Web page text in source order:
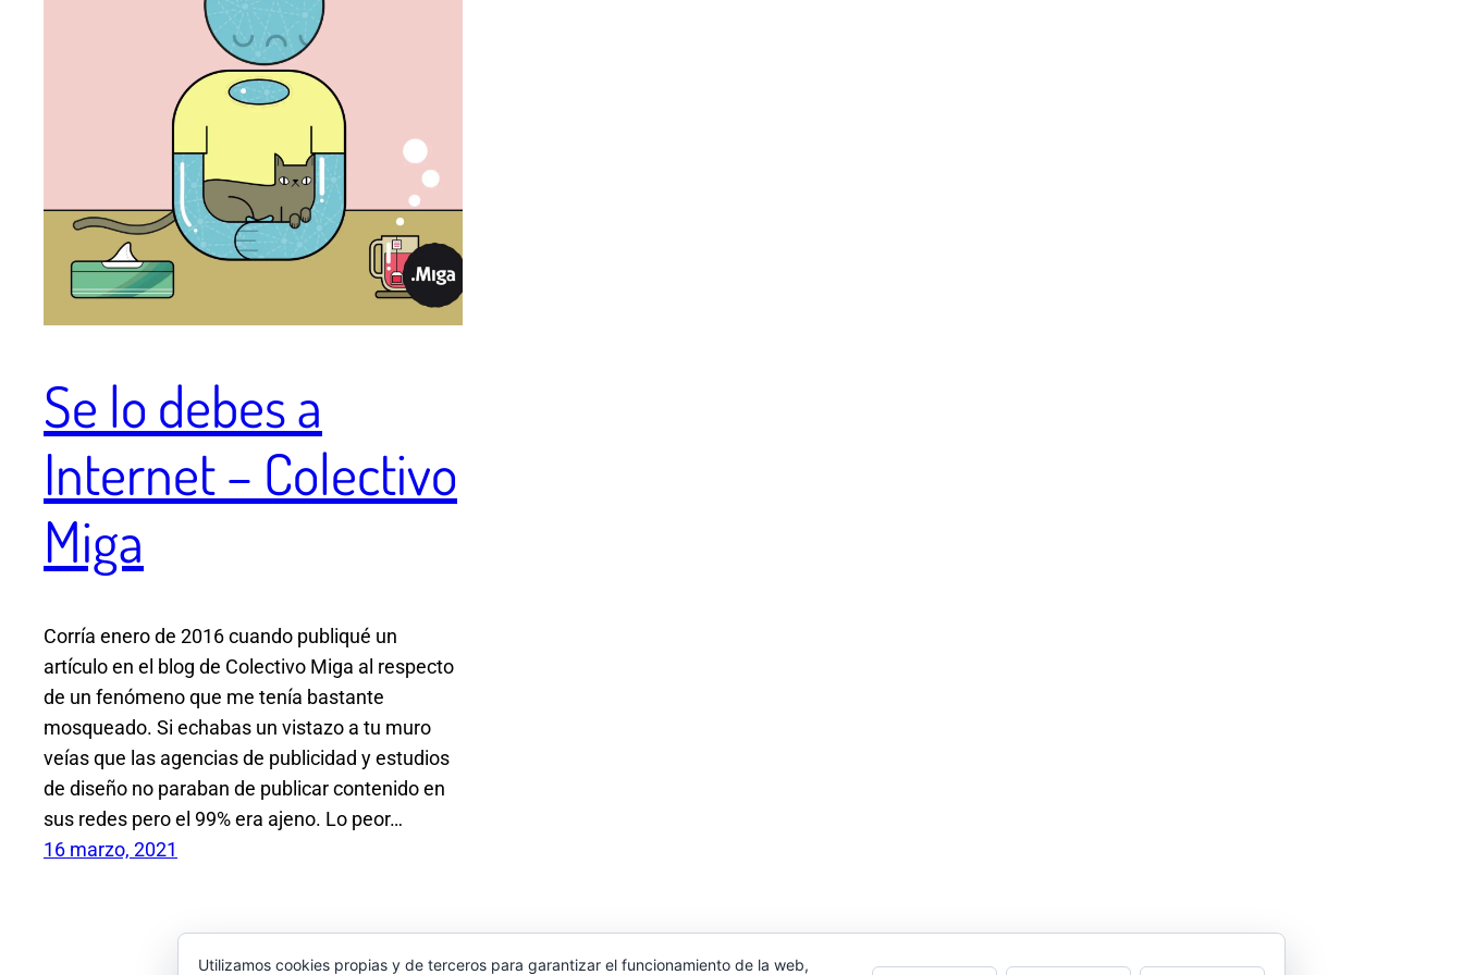
Se lo debes a
Internet – Colectivo
Miga
Corría enero de 2016 cuando publiqué un
artículo en el blog de Colectivo Miga al respecto
de un fenómeno que me tenía bastante
mosqueado. Si echabas un vistazo a tu muro
veías que las agencias de publicidad y estudios
de diseño no paraban de publicar contenido en
sus redes pero el 99% era ajeno. Lo peor…
16 marzo, 2021
Utilizamos cookies propias y de terceros para garantizar el funcionamiento de la web,